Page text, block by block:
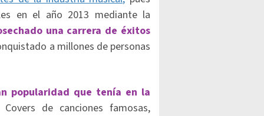
en el año 2013 mediante la
una carrera de éxitos
a millones de personas
popularidad que tenía en la
de canciones famosas,